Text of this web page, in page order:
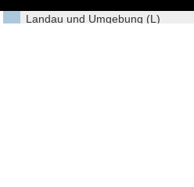
Landau und Umgebung (L)